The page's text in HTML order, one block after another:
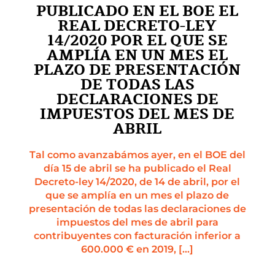
PUBLICADO EN EL BOE EL
REAL DECRETO-LEY
14/2020 POR EL QUE SE
AMPLÍA EN UN MES EL
PLAZO DE PRESENTACIÓN
DE TODAS LAS
DECLARACIONES DE
IMPUESTOS DEL MES DE
ABRIL
Tal como avanzabámos ayer, en el BOE del
día 15 de abril se ha publicado el Real
Decreto-ley 14/2020, de 14 de abril, por el
que se amplía en un mes el plazo de
presentación de todas las declaraciones de
impuestos del mes de abril para
contribuyentes con facturación inferior a
600.000 € en 2019, […]